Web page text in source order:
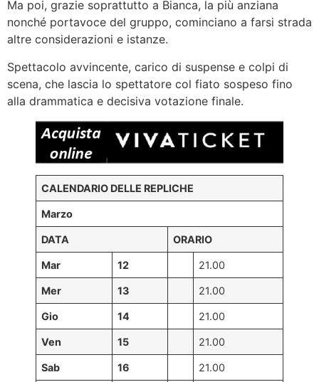
Ma poi, grazie soprattutto a Bianca, la più anziana
nonché portavoce del gruppo, cominciano a farsi strada
altre considerazioni e istanze.
Spettacolo avvincente, carico di suspense e colpi di
scena, che lascia lo spettatore col fiato sospeso fino
alla drammatica e decisiva votazione finale.
CALENDARIO DELLE REPLICHE
Marzo
DATA ORARIO
Mar 12 21.00
Mer 13 21.00
Gio 14 21.00
Ven 15 21.00
Sab 16 21.00